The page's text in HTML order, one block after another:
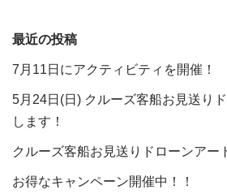
最近の投稿
7月11日にアクティビティを開催！
5月24日(日) クルーズ客船お見送り
します！
クルーズ客船お見送りドローンアー
お得なキャンペーン開催中！！